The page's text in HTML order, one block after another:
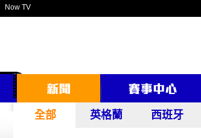
Now TV
全部 英格蘭 西班牙